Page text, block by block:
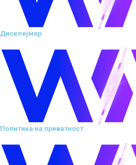
Дисклејмер
Политика на приватност